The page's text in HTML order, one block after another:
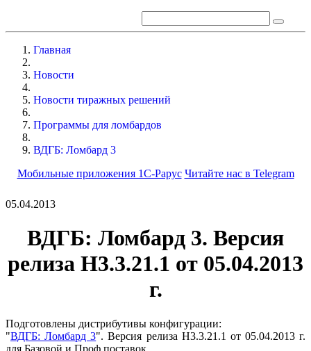
Главная
Новости
Новости тиражных решений
Программы для ломбардов
ВДГБ: Ломбард 3
Мобильные приложения 1С-Рарус Читайте нас в Telegram
05.04.2013
ВДГБ: Ломбард 3. Версия
релиза Н3.3.21.1 от 05.04.2013
г.
Подготовлены дистрибутивы конфигурации:
"ВДГБ: Ломбард 3". Версия релиза Н3.3.21.1 от 05.04.2013 г.
для Базовой и Проф поставок.